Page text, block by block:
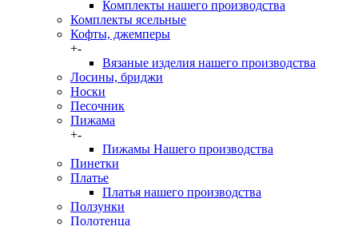
Комплекты нашего производства
Комплекты ясельные
Кофты, джемперы
+-
Вязаные изделия нашего производства
Лосины, бриджи
Носки
Песочник
Пижама
+-
Пижамы Нашего производства
Пинетки
Платье
Платья нашего производства
Ползунки
Полотенца